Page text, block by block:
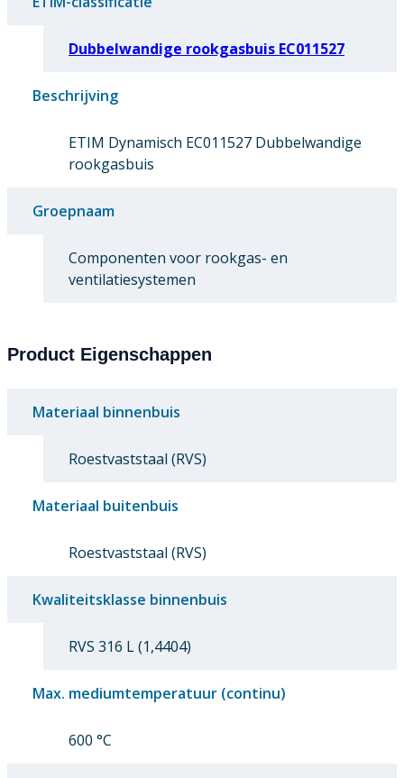
Dubbelwandige rookgasbuis EC011527
Beschrijving
ETIM Dynamisch EC011527 Dubbelwandige
rookgasbuis
Groepnaam
Componenten voor rookgas- en
ventilatiesystemen
Product Eigenschappen
Materiaal binnenbuis
Roestvaststaal (RVS)
Materiaal buitenbuis
Roestvaststaal (RVS)
Kwaliteitsklasse binnenbuis
RVS 316 L (1,4404)
Max. mediumtemperatuur (continu)
600 °C